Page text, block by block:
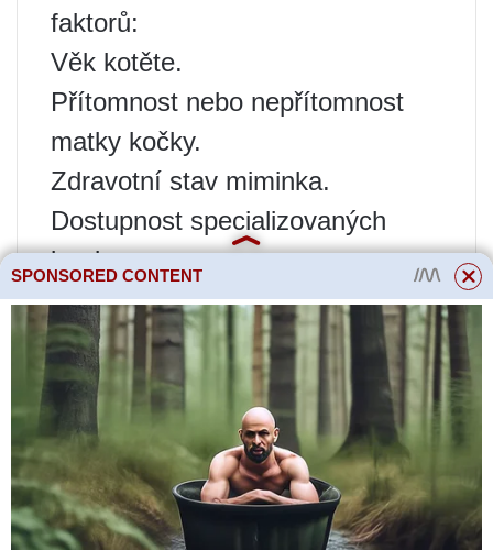
faktorů:
Věk kotěte.
Přítomnost nebo nepřítomnost
matky kočky.
Zdravotní stav miminka.
Dostupnost specializovaných
krmiv.
Čím krmit novorozené
kotě: první týdny života
Zpočátku se koťata živí výhradně
mateřským mlékem. Obsahuje
protilátky, které chrání křehké tělo
před infekcemi. Pokud však
kočka z nějakého důvodu
SPONSORED CONTENT